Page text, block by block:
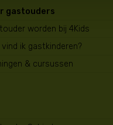
gastouders
worden bij 4Kids
vind ik gastkinderen?
& cursussen